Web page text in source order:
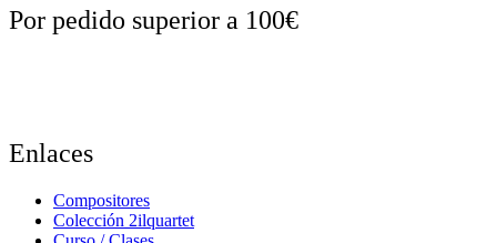
Por pedido superior a 100€
Enlaces
Compositores
Colección 2ilquartet